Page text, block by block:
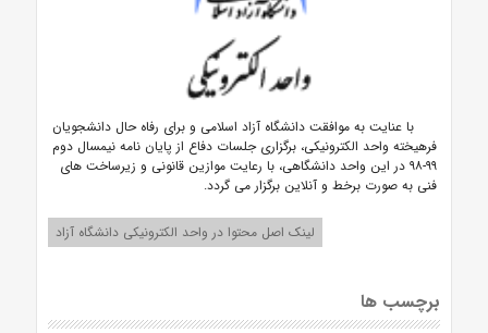
با عنایت به موافقت دانشگاه آزاد اسلامی و برای رفاه حال دانشجویان
فرهیخته واحد الکترونیکی، برگزاری جلسات دفاع از پایان نامه نیمسال دوم
۹۹-۹۸ در این واحد دانشگاهی، با رعایت موازین قانونی و زیرساخت های
فنی به صورت برخط و آنلاین برگزار می گردد.
لینک اصل محتوا در واحد الکترونیکی دانشگاه آزاد
برچسب ها